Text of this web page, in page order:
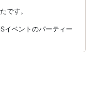
です。
ベントのパーティー